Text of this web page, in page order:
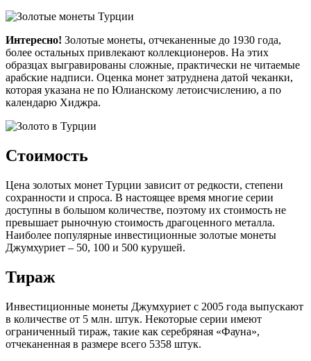
Интересно! Золотые монеты, отчеканенные до 1930 года,
более остальных привлекают коллекционеров. На этих
образцах выгравированы сложные, практически не читаемые
арабские надписи. Оценка монет затруднена датой чеканки,
которая указана не по Юлианскому летоисчислению, а по
календарю Хиджра.
Стоимость
Цена золотых монет Турции зависит от редкости, степени
сохранности и спроса. В настоящее время многие серии
доступны в большом количестве, поэтому их стоимость не
превышает рыночную стоимость драгоценного металла.
Наиболее популярные инвестиционные золотые монеты
Джумхуриет – 50, 100 и 500 курушей.
Тираж
Инвестиционные монеты Джумхуриет с 2005 года выпускают
в количестве от 5 млн. штук. Некоторые серии имеют
ограниченный тираж, такие как серебряная «Фауна»,
отчеканенная в размере всего 5358 штук.